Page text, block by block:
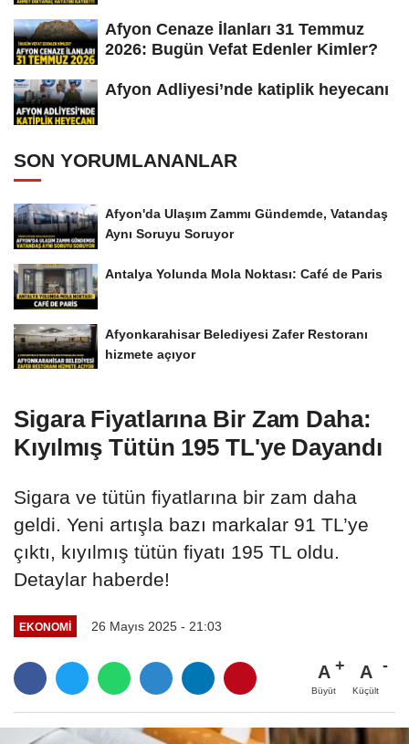
Afyon Cenaze İlanları 31 Temmuz
2026: Bugün Vefat Edenler Kimler?
Afyon Adliyesi’nde katiplik heyecanı
SON YORUMLANANLAR
Afyon'da Ulaşım Zammı Gündemde, Vatandaş
Aynı Soruyu Soruyor
Antalya Yolunda Mola Noktası: Café de Paris
Afyonkarahisar Belediyesi Zafer Restoranı
hizmete açıyor
Sigara Fiyatlarına Bir Zam Daha:
Kıyılmış Tütün 195 TL'ye Dayandı
Sigara ve tütün fiyatlarına bir zam daha
geldi. Yeni artışla bazı markalar 91 TL’ye
çıktı, kıyılmış tütün fiyatı 195 TL oldu.
Detaylar haberde!
EKONOMI 26 Mayıs 2025 - 21:03
A
Büyüt
A
Küçült